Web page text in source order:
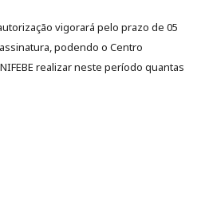
vigorará pelo prazo de 05
podendo o Centro
realizar neste período quantas